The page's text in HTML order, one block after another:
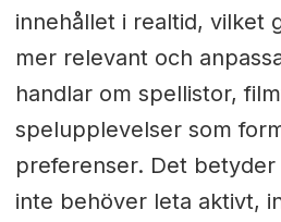
innehållet i realtid, vilket
mer relevant och
handlar om spellistor,
spelupplevelser som
preferenser. Det
inte behöver leta aktivt,